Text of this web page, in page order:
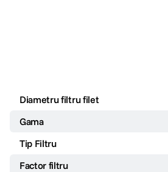
Diametru filtru filet
Gama
Tip Filtru
Factor filtru